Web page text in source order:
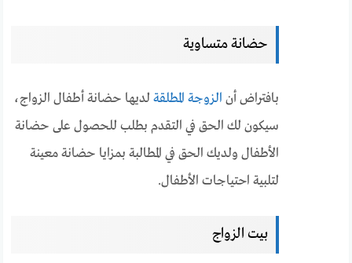
حضانة متساوية
بافتراض أن الزوجة المطلقةلديها حضانة أطفال الزواج،
سيكون لك الحق في التقدم بطلب للحصول على حضانة
الأطفال ولديك الحق في المطالبة بمزايا حضانة معينة
لتلبية احتياجات الأطفال.
بيت الزواج